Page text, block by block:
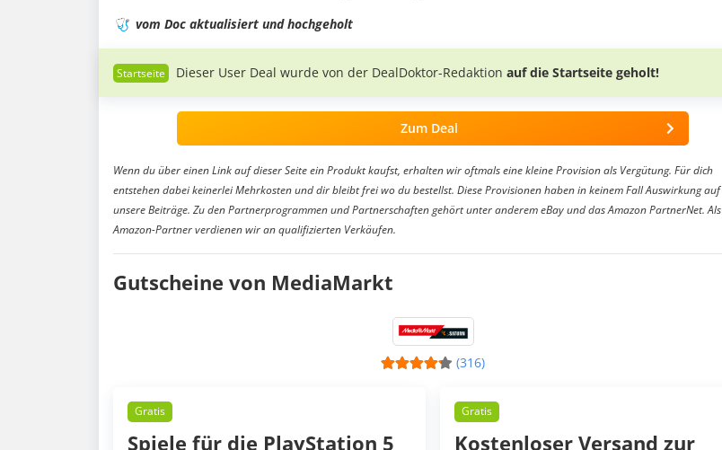
🩺 vom Doc aktualisiert und hochgeholt
Dieser User Deal wurde von der DealDoktor-Redaktion auf die Startseite geholt!
Zum Deal
Wenn du über einen Link auf dieser Seite ein Produkt kaufst, erhalten wir oftmals eine kleine Provision als Vergütung. Für dich
entstehen dabei keinerlei Mehrkosten und dir bleibt frei wo du bestellst. Diese Provisionen haben in keinem Fall Auswirkung auf
unsere Beiträge. Zu den Partnerprogrammen und Partnerschaften gehört unter anderem eBay und das Amazon PartnerNet. Als
Amazon-Partner verdienen wir an qualifizierten Verkäufen.
Gutscheine von MediaMarkt
(316)
Gratis
Spiele für die PlayStation 5
Gratis
Kostenloser Versand zur